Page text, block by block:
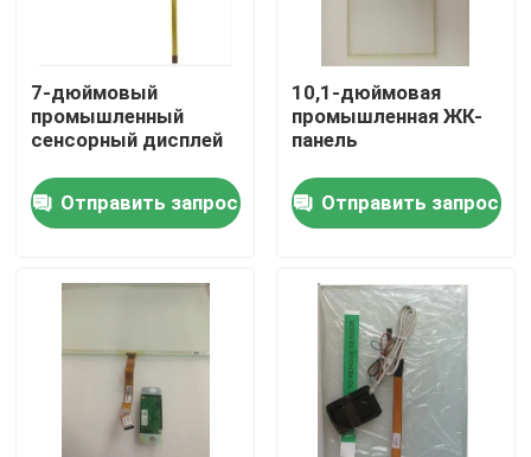
Домой
Продукты
Видеозаписи
7-дюймовый
промышленный
сенсорный дисплей
Отправить запрос
10,1-дюймовая
промышленная ЖК-
панель
Отправить запрос